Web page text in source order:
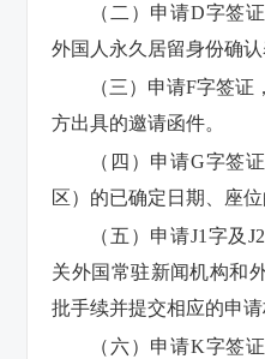
（二）申请D字签
外国人永久居留身份确认
（三）申请F字签
方出具的邀请函件。
（四）申请G字签
区）的已确定日期、座
（五）申请J1字及
关外国常驻新闻机构和
批手续并提交相应的申请
（六）申请K字签